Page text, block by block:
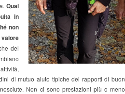
Qual
in
non
del
di mutuo aiuto tipiche dei rapporti di buon
Non ci sono prestazioni più o meno